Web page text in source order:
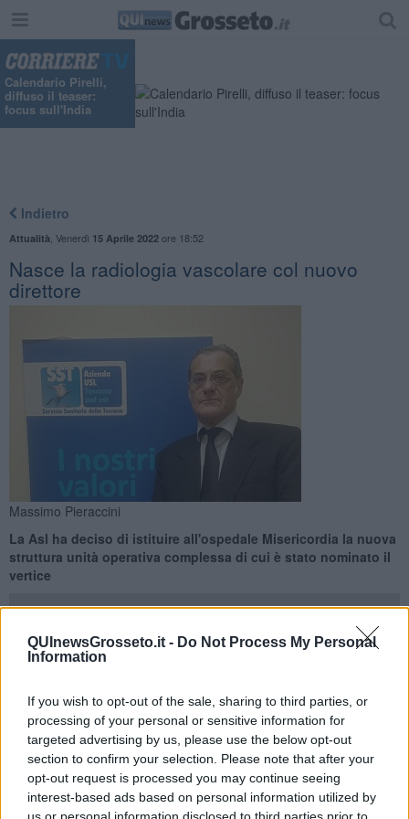
QUInewsGrosseto.it - Do Not Process My Personal
Information
If you wish to opt-out of the sale, sharing to third parties, or
processing of your personal or sensitive information for
targeted advertising by us, please use the below opt-out
section to confirm your selection. Please note that after your
opt-out request is processed you may continue seeing
interest-based ads based on personal information utilized by
us or personal information disclosed to third parties prior to
Calendario Pirelli,
diffuso il teaser:
focus sull'India
Indietro
Attualità Venerdì 15 Aprile 2022ore 18:52
Nasce la radiologia vascolare col nuovo
direttore
Massimo Pieraccini
La Asl ha deciso di istituire all'ospedale Misericordia la nuova
struttura unità operativa complessa di cui è stato nominato il
vertice
l’ospedale Misericordia di Grosseto, la nuova struttura Unità
Operativa Complessa (Uoc) di Radiologia Vascolare interventistica
e il direttore è Massimo Pieraccini. La nomina è stata effettuata nei
giorni scorsi dal direttore generale della Asl Antonio D'Urso a
seguito della selezione che ha visto in Pieraccini il candidato più
idoneo.